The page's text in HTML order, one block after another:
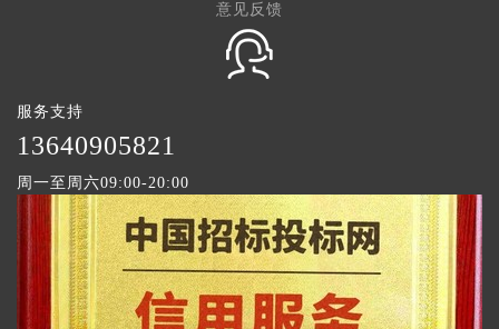
意见反馈
服务支持
1 3640905821
周一至周六09:00-20:00